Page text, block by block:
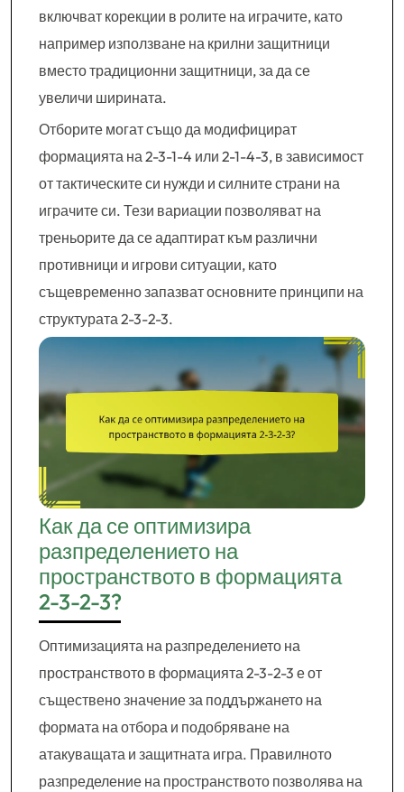
включват корекции в ролите на играчите, като
например използване на крилни защитници
вместо традиционни защитници, за да се
увеличи ширината.
Отборите могат също да модифицират
формацията на 2-3-1-4 или 2-1-4-3, в зависимост
от тактическите си нужди и силните страни на
играчите си. Тези вариации позволяват на
треньорите да се адаптират към различни
противници и игрови ситуации, като
същевременно запазват основните принципи на
структурата 2-3-2-3.
Как да се оптимизира
разпределението на
пространството в формацията
2-3-2-3?
Оптимизацията на разпределението на
пространството в формацията 2-3-2-3 е от
съществено значение за поддържането на
формата на отбора и подобряване на
атакуващата и защитната игра. Правилното
разпределение на пространството позволява на